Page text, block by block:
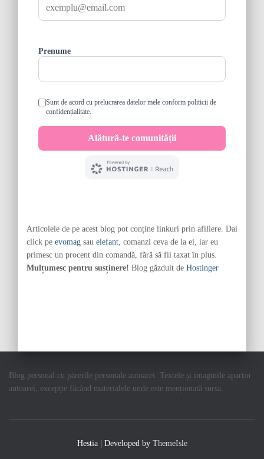
Articolele de pe acest blog pot conține linkuri prin afiliere. Dai
click pe evomag sau elefant, comanzi ceva de la ei, iar eu
primesc un procent din comandă, fără să fii taxat în plus.
Mulțumesc pentru susținere! Blog găzduit de Hostinger
Blog personal cu părerile personale autoarei. Textele și imaginile aparțin
autoarei, excepție făcând materialele unde este menționată sursa.
Hestia | Developed by ThemeIsle